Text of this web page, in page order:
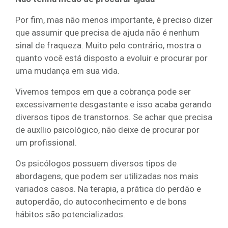
Por fim, mas não menos importante, é preciso dizer
que assumir que precisa de ajuda não é nenhum
sinal de fraqueza. Muito pelo contrário, mostra o
quanto você está disposto a evoluir e procurar por
uma mudança em sua vida.
Vivemos tempos em que a cobrança pode ser
excessivamente desgastante e isso acaba gerando
diversos tipos de transtornos. Se achar que precisa
de auxílio psicológico, não deixe de procurar por
um profissional.
Os psicólogos possuem diversos tipos de
abordagens, que podem ser utilizadas nos mais
variados casos. Na terapia, a prática do perdão e
autoperdão, do autoconhecimento e de bons
hábitos são potencializados.